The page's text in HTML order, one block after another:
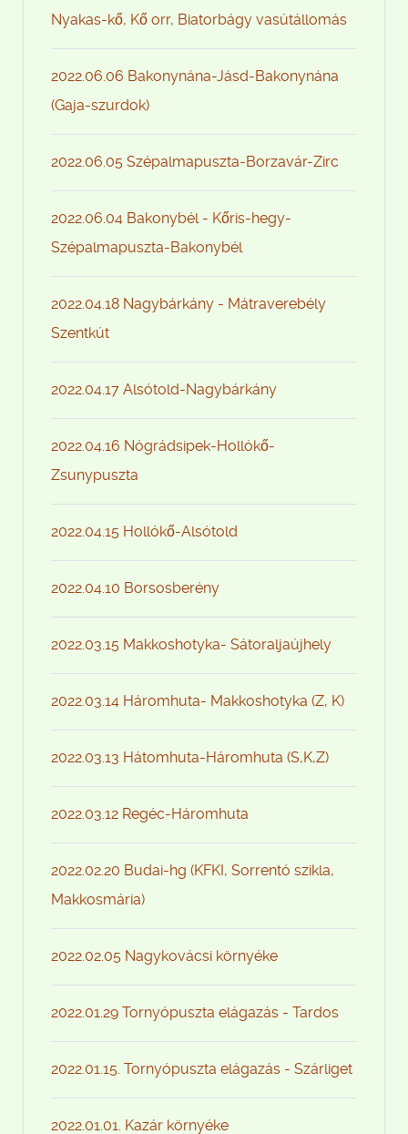
Nyakas-kő, Kő orr, Biatorbágy vasútállomás
2022.06.06 Bakonynána-Jásd-Bakonynána
(Gaja-szurdok)
2022.06.05 Szépalmapuszta-Borzavár-Zirc
2022.06.04 Bakonybél - Kőris-hegy-
Szépalmapuszta-Bakonybél
2022.04.18 Nagybárkány - Mátraverebély
Szentkút
2022.04.17 Alsótold-Nagybárkány
2022.04.16 Nógrádsipek-Hollókő-
Zsunypuszta
2022.04.15 Hollókő-Alsótold
2022.04.10 Borsosberény
2022.03.15 Makkoshotyka- Sátoraljaújhely
2022.03.14 Háromhuta- Makkoshotyka (Z, K)
2022.03.13 Hátomhuta-Háromhuta (S,K,Z)
2022.03.12 Regéc-Háromhuta
2022.02.20 Budai-hg (KFKI, Sorrentó szikla,
Makkosmária)
2022.02.05 Nagykovácsi környéke
2022.01.29 Tornyópuszta elágazás - Tardos
2022.01.15. Tornyópuszta elágazás - Szárliget
2022.01.01. Kazár környéke